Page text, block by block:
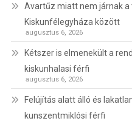
Avartűz miatt nem járnak a
Kiskunfélegyháza között
augusztus 6, 2026
Kétszer is elmenekült a
kiskunhalasi férfi
augusztus 6, 2026
Felújítás alatt álló és
kunszentmiklósi férfi